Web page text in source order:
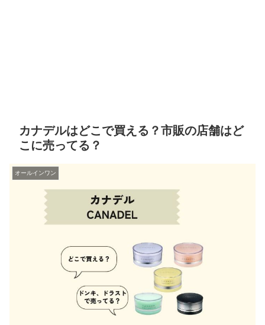
カナデルはどこで買える？市販の店舗はど
こに売ってる？
オールインワン